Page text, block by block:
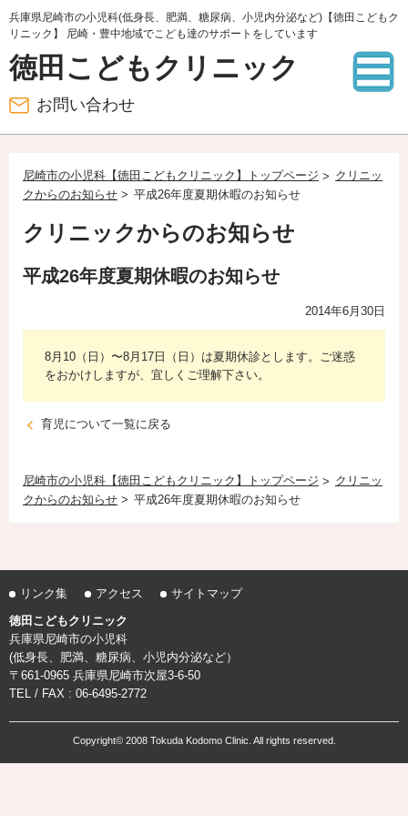
兵庫県尼崎市の小児科(低身長、肥満、糖尿病、小児内分泌など)【徳田こどもク
リニック】 尼崎・豊中地域でこども達のサポートをしています
徳田こどもクリニック
お問い合わせ
尼崎市の小児科【徳田こどもクリニック】トップページ
クリニッ
クからのお知らせ
平成26年度夏期休暇のお知らせ
クリニックからのお知らせ
平成26年度夏期休暇のお知らせ
2014年6月30日
8月10（日）〜8月17日（日）は夏期休診とします。ご迷惑
をおかけしますが、宜しくご理解下さい。
育児について一覧に戻る
尼崎市の小児科【徳田こどもクリニック】トップページ
クリニッ
クからのお知らせ
平成26年度夏期休暇のお知らせ
リンク集 アクセス
サイトマップ
徳田こどもクリニック
兵庫県尼崎市の小児科
(低身長、肥満、糖尿病、小児内分泌など）
〒661-0965 兵庫県尼崎市次屋3-6-50
TEL / FAX : 06-6495-2772
Copyright© 2008 Tokuda Kodomo Clinic. All rights reserved.